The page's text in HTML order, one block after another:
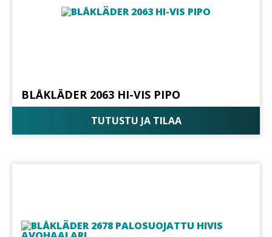
BLÅKLÄDER 2063 HI-VIS PIPO
TUTUSTU JA TILAA